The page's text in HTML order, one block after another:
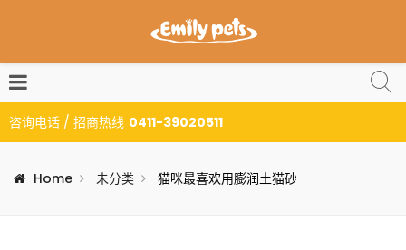
咨询电话 / 招商热线 0411-39020511
Home 未分类 猫咪最喜欢用膨润土猫砂